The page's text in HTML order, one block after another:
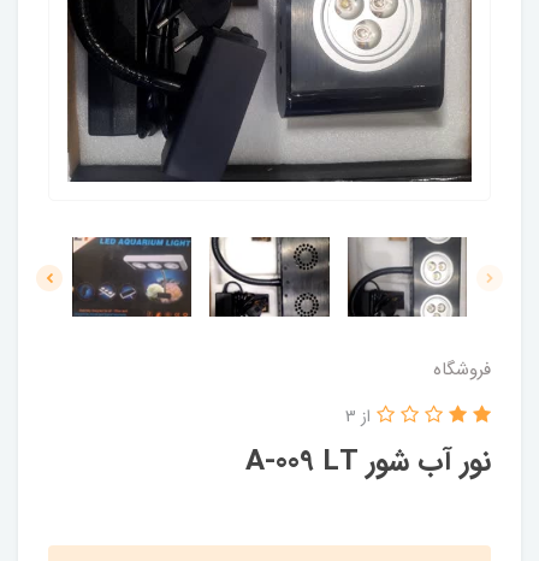
فروشگاه
نور آب شور A-009 LT
از 3